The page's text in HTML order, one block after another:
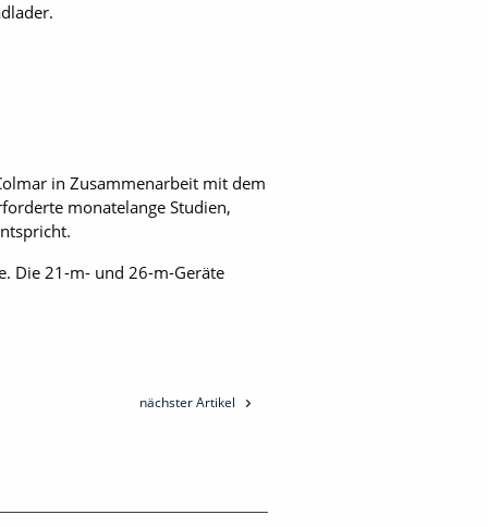
in Zusammenarbeit mit dem
monatelange Studien,
Die 21-m- und 26-m-Geräte
nächster Artikel